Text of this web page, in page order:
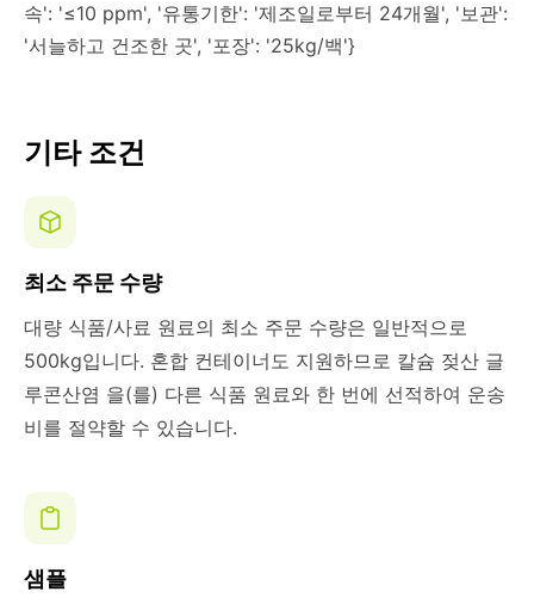
속': '≤10 ppm', '유통기한': '제조일로부터 24개월', '보관':
'서늘하고 건조한 곳', '포장': '25kg/백'}
기타 조건
최소 주문 수량
대량 식품/사료 원료의 최소 주문 수량은 일반적으로
500kg입니다. 혼합 컨테이너도 지원하므로 칼슘 젖산 글
루콘산염 을(를) 다른 식품 원료와 한 번에 선적하여 운송
비를 절약할 수 있습니다.
샘플